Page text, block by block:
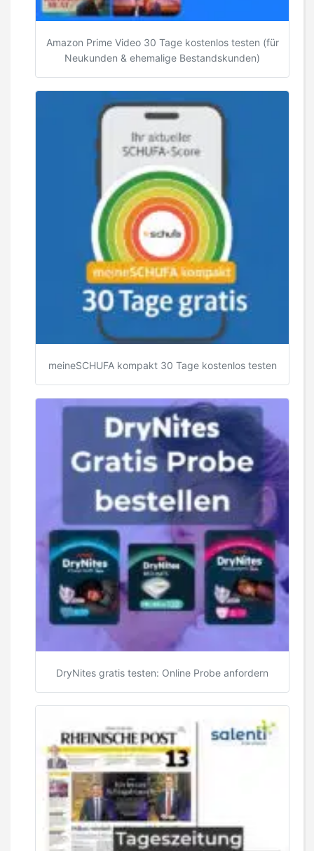
Amazon Prime Video 30 Tage kostenlos testen (für
Neukunden & ehemalige Bestandskunden)
meineSCHUFA kompakt 30 Tage kostenlos testen
DryNites gratis testen: Online Probe anfordern